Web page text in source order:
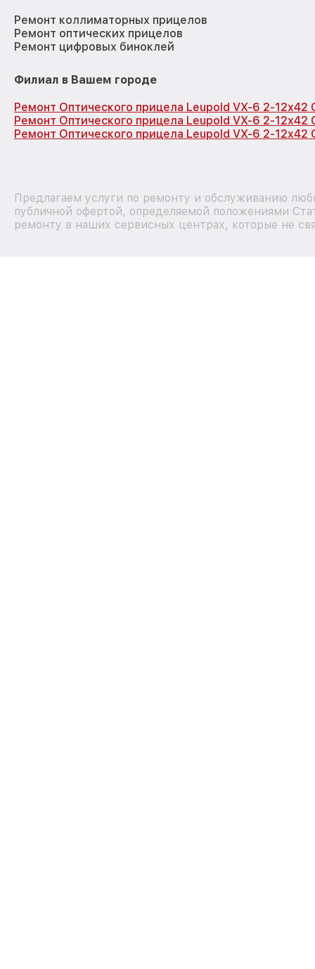
Ремонт коллиматорных прицелов
Ремонт оптических прицелов
Ремонт цифровых биноклей
Филиал в Вашем городе
Ремонт Оптического прицела Leupold VX-6 2-12x42
Ремонт Оптического прицела Leupold VX-6 2-12x42
Ремонт Оптического прицела Leupold VX-6 2-12x42
Предлагаем услуги по ремонту и обслуживанию
публичной офертой, определяемой положениями
ремонту в наших сервисных центрах, которые не